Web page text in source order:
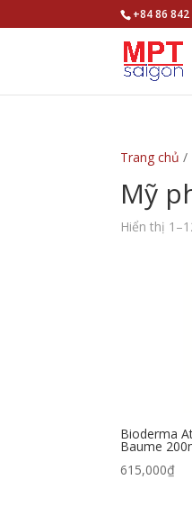
+84 86 842
Trang chủ /
Mỹ
Hiển thị
Bioderma
Baume
615,000₫